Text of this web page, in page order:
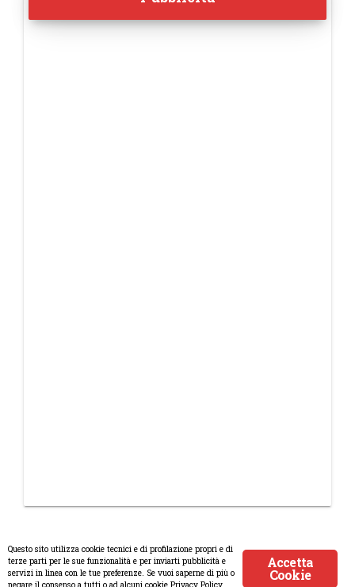
© Copyright 2008-2017 Scenaripolitici.com - Tutti i diritti riservati.
Accetta
Cookie
Questo sito utilizza cookie tecnici e di profilazione propri e di
terze parti per le sue funzionalità e per inviarti pubblicità e
servizi in linea con le tue preferenze. Se vuoi saperne di più o
negare il consenso a tutti o ad alcuni cookie Privacy Policy.